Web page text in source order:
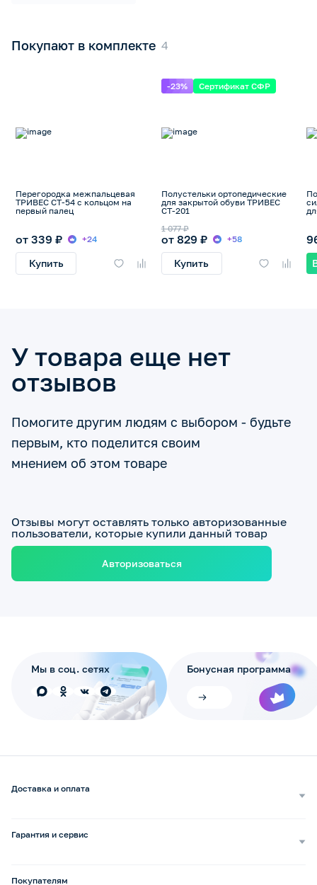
Покупают в комплекте
Перегородка межпальцевая
ТРИВЕС СТ-54 с кольцом на
первый палец
от 339 ₽ +24
Купить
-23% Сертификат СФР
Полустельки ортопедические
для закрытой обуви ТРИВЕС
СТ-201
от 829 ₽
1 077 ₽
+58
Купить
У товара еще нет
отзывов
Помогите другим людям с выбором - будьте
первым, кто поделится своим
мнением об этом товаре
Отзывы могут оставлять только авторизованные
пользователи, которые купили данный товар
Авторизоваться
Мы в соц. сетях Бонусная программа
Доставка и оплата
Гарантия и сервис
Покупателям